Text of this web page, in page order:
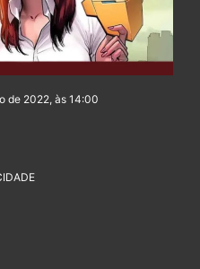
de 2022, às 14:00